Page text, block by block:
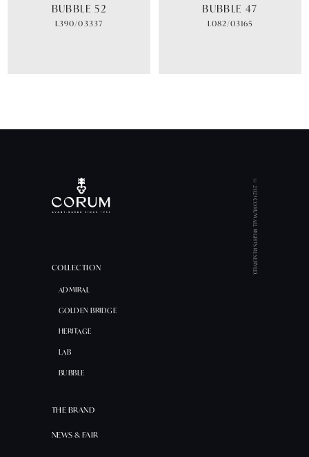
BUBBLE 52
L390/03337
BUBBLE 47
L082/03165
COLLECTION
ADMIRAL
GOLDEN BRIDGE
HERITAGE
LAB
BUBBLE
THE BRAND
NEWS & FAIR
© 2021 CORUM ALL RIGHTS RESERVED.